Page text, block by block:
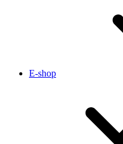
E-shop